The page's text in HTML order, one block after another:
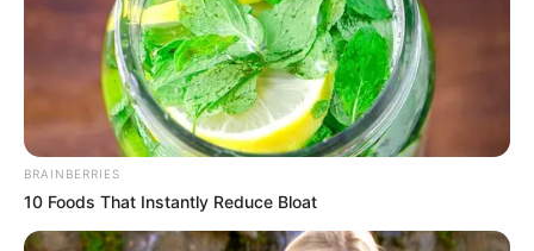
BRAINBERRIES
10 Foods That Instantly Reduce Bloat